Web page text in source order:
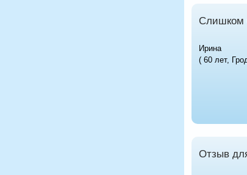
Слишком
Ирина
( 60 лет,
Отзыв